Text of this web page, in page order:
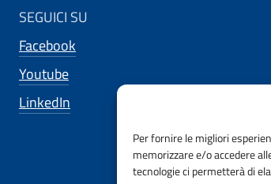
Per fornire le migliori
memorizzare e/o accedere
tecnologie ci permetterà di
SEGUICI SU
Facebook
Youtube
LinkedIn